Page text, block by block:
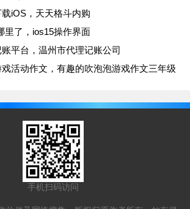
iOS，天天格斗内购
里了，ios15操作界面
平台，温州市代理记账公司
活动作文，有趣的吹泡泡游戏作文三年级
手机扫码访问